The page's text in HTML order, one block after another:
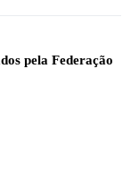
pela Federação